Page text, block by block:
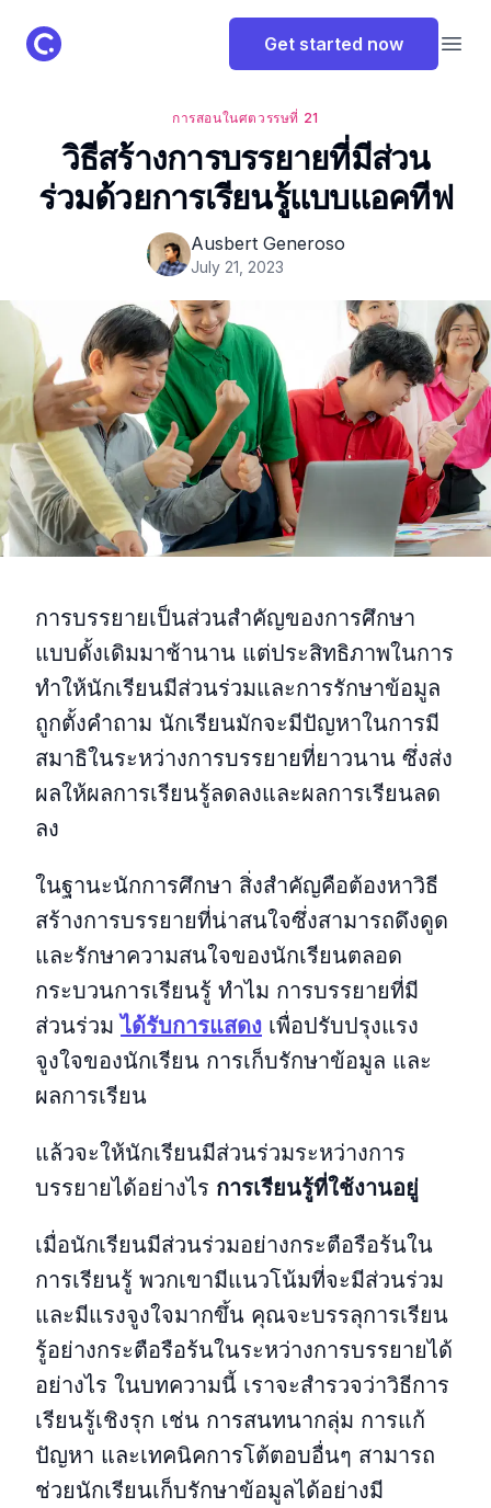
ClassPoint Logo Get started now
การสอนในศตวรรษที่ 21
วิธีสร้างการบรรยายที่มีส่วน
ร่วมด้วยการเรียนรู้แบบแอคทีฟ
Ausbert Generoso
July 21, 2023
การบรรยายเป็นส่วนสำคัญของการศึกษา
แบบดั้งเดิมมาช้านาน แต่ประสิทธิภาพในการ
ทำให้นักเรียนมีส่วนร่วมและการรักษาข้อมูล
ถูกตั้งคำถาม นักเรียนมักจะมีปัญหาในการมี
สมาธิในระหว่างการบรรยายที่ยาวนาน ซึ่งส่ง
ผลให้ผลการเรียนรู้ลดลงและผลการเรียนลด
ลง
ในฐานะนักการศึกษา สิ่งสำคัญคือต้องหาวิธี
สร้างการบรรยายที่น่าสนใจซึ่งสามารถดึงดูด
และรักษาความสนใจของนักเรียนตลอด
กระบวนการเรียนรู้ ทำไม การบรรยายที่มี
ส่วนร่วมได้รับการแสดง เพื่อปรับปรุงแรง
จูงใจของนักเรียน การเก็บรักษาข้อมูล และ
ผลการเรียน
แล้วจะให้นักเรียนมีส่วนร่วมระหว่างการ
บรรยายได้อย่างไร การเรียนรู้ที่ใช้งานอยู่
เมื่อนักเรียนมีส่วนร่วมอย่างกระตือรือร้นใน
การเรียนรู้ พวกเขามีแนวโน้มที่จะมีส่วนร่วม
และมีแรงจูงใจมากขึ้น คุณจะบรรลุการเรียน
รู้อย่างกระตือรือร้นในระหว่างการบรรยายได้
อย่างไร ในบทความนี้ เราจะสำรวจว่าวิธีการ
เรียนรู้เชิงรุก เช่น การสนทนากลุ่ม การแก้
ปัญหา และเทคนิคการโต้ตอบอื่นๆ สามารถ
ช่วยนักเรียนเก็บรักษาข้อมูลได้อย่างมี